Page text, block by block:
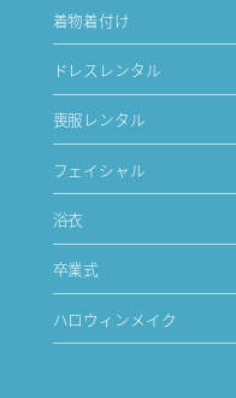
着物着付け
ドレスレンタル
喪服レンタル
フェイシャル
浴衣
卒業式
ハロウィンメイク